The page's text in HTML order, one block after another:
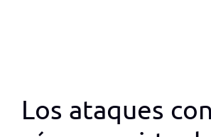
Los ataques con